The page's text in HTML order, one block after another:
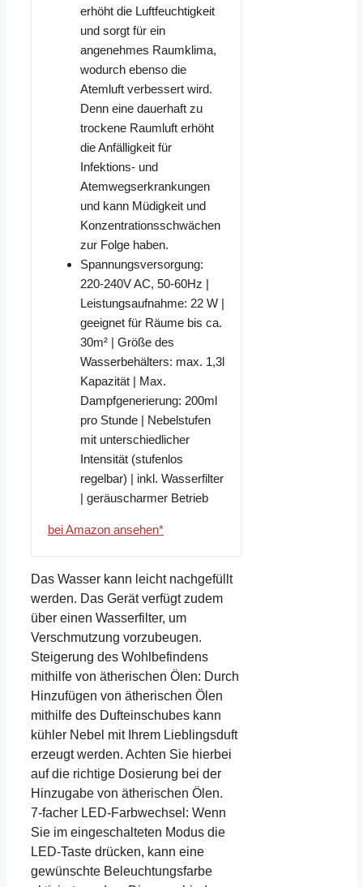
erhöht die Luftfeuchtigkeit
und sorgt für ein
angenehmes Raumklima,
wodurch ebenso die
Atemluft verbessert wird.
Denn eine dauerhaft zu
trockene Raumluft erhöht
die Anfälligkeit für
Infektions- und
Atemwegserkrankungen
und kann Müdigkeit und
Konzentrationsschwächen
zur Folge haben.
Spannungsversorgung:
220-240V AC, 50-60Hz |
Leistungsaufnahme: 22 W |
geeignet für Räume bis ca.
30m² | Größe des
Wasserbehälters: max. 1,3l
Kapazität | Max.
Dampfgenerierung: 200ml
pro Stunde | Nebelstufen
mit unterschiedlicher
Intensität (stufenlos
regelbar) | inkl. Wasserfilter
| geräuscharmer Betrieb
bei Amazon ansehen*
Das Wasser kann leicht nachgefüllt
werden. Das Gerät verfügt zudem
über einen Wasserfilter, um
Verschmutzung vorzubeugen.
Steigerung des Wohlbefindens
mithilfe von ätherischen Ölen: Durch
Hinzufügen von ätherischen Ölen
mithilfe des Dufteinschubes kann
kühler Nebel mit Ihrem Lieblingsduft
erzeugt werden. Achten Sie hierbei
auf die richtige Dosierung bei der
Hinzugabe von ätherischen Ölen.
7-facher LED-Farbwechsel: Wenn
Sie im eingeschalteten Modus die
LED-Taste drücken, kann eine
gewünschte Beleuchtungsfarbe